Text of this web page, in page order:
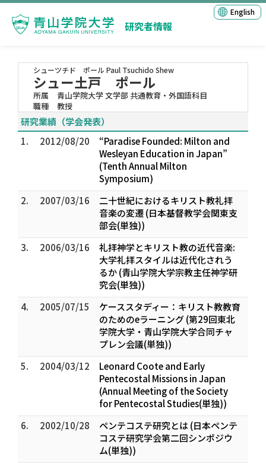
研究者情報
English
シューツチド ポール Paul Tsuchido Shew
シュー土戸 ポール
所属
青山学院大学 文学部 共通教育・外国語科目
職種
教授
研究業績（学会発表）
1.
2012/08/20
“Paradise Founded: Milton and
Wesleyan Education in Japan”
(Tenth Annual Milton
Symposium)
2.
2007/03/16
二十世紀におけるキリスト教礼拝
音楽の変遷 (日本基督教学会関東支
部会(単独))
3.
2006/03/16
礼拝神学とキリスト教の近代音楽:
大学礼拝スタイルは近代化されう
るか (青山学院大学宗教主任神学研
究会(単独))
4.
2005/07/15
ケーススタディー：キリスト教教育
のためのeラーニング (第29回東北
学院大学・青山学院大学合同チャ
プレン会議(単独))
5.
2004/03/12
Leonard Coote and Early
Pentecostal Missions in Japan
(Annual Meeting of the Society
for Pentecostal Studies(単独))
6.
2002/10/28
ペンテコステ研究とは (日本ペンテ
コステ研究学会第二回シンポジウ
ム(単独))